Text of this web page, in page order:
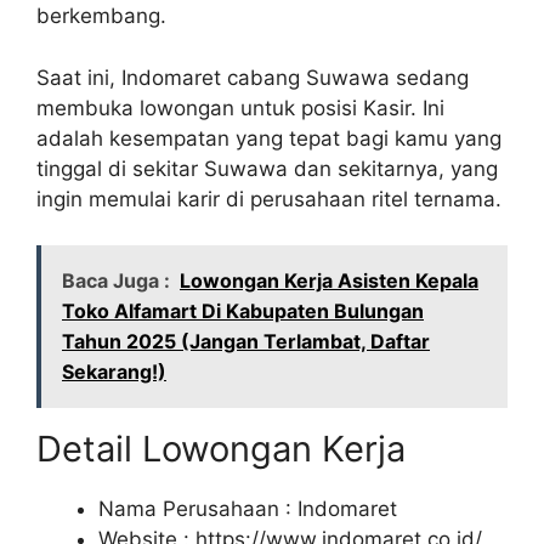
berkembang.
Saat ini, Indomaret cabang Suwawa sedang
membuka lowongan untuk posisi Kasir. Ini
adalah kesempatan yang tepat bagi kamu yang
tinggal di sekitar Suwawa dan sekitarnya, yang
ingin memulai karir di perusahaan ritel ternama.
Baca Juga : Lowongan Kerja Asisten Kepala
Toko Alfamart Di Kabupaten Bulungan
Tahun 2025 (Jangan Terlambat, Daftar
Sekarang!)
Detail Lowongan Kerja
Nama Perusahaan : Indomaret